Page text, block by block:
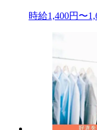
時給1,400円〜